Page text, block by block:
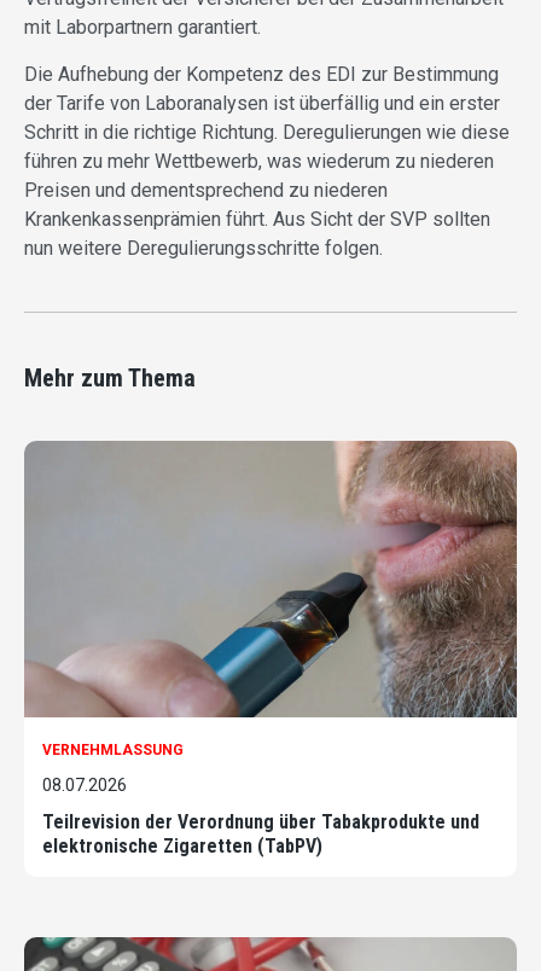
mit Laborpartnern garantiert.
Die Aufhebung der Kompetenz des EDI zur Bestimmung
der Tarife von Laboranalysen ist überfällig und ein erster
Schritt in die richtige Richtung. Deregulierungen wie diese
führen zu mehr Wettbewerb, was wiederum zu niederen
Preisen und dementsprechend zu niederen
Krankenkassenprämien führt. Aus Sicht der SVP sollten
nun weitere Deregulierungsschritte folgen.
Mehr zum Thema
VERNEHMLASSUNG
08.07.2026
Teilrevision der Verordnung über Tabakprodukte und
elektronische Zigaretten (TabPV)